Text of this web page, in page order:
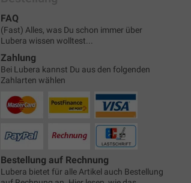
FAQ
(Fast) Alles, was Du schon immer über
Lubera wissen wolltest...
Zahlung
Bei Lubera kannst Du aus den folgenden
Zahlarten wählen
Bestellung auf Rechnung
Lubera bietet für alle Artikel auch Bestellung